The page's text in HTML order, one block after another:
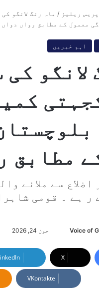
ریلیز / ماہ رنگ لانگو
معمول کے مطابق رواں دواں
اہم خبریں
لانگو
مطابق
اضلاع سے ملانے
Voice of
n
d
جون 24, 2026
X
VKontakte